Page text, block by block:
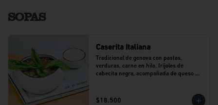
SOPAS
Caserita Italiana
Tradicional de genova con pastas,
verduras, carne en hilo, frijoles de
cabecita negra, acompañada de queso
$18.500